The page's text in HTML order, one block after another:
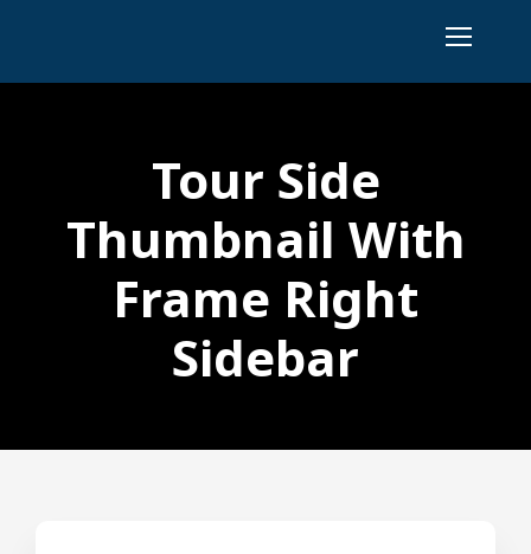
Tour Side
Thumbnail With
Frame Right
Sidebar